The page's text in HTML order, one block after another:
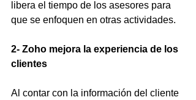
libera el tiempo de los asesores para
que se enfoquen en otras actividades.
2- Zoho mejora la experiencia de los
clientes
Al contar con la información del cliente